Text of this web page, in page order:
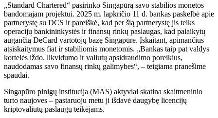
„Standard Chartered“ pasirinko Singapūrą savo stabilios monetos
bandomajam projektui. 2025 m. lapkričio 11 d. bankas paskelbė apie
partnerystę su DCS ir pareiškė, kad per šią partnerystę jis teiks
operacijų bankininkystės ir finansų rinkų paslaugas, kad palaikytų
augančią DeCard vartotojų bazę Singapūre. Įskaitant, apimančius
atsiskaitymus fiat ir stabiliomis monetomis. „Bankas taip pat valdys
kortelės iždo, likvidumo ir valiutų apsidraudimo poreikius,
naudodamas savo finansų rinkų galimybes“, – teigiama pranešime
spaudai.
Singapūro pinigų institucija (MAS) aktyviai skatina skaitmeninio
turto naujoves – pastaruoju metu ji išdavė daugybę licencijų
kriptovaliutų paslaugų teikėjams.